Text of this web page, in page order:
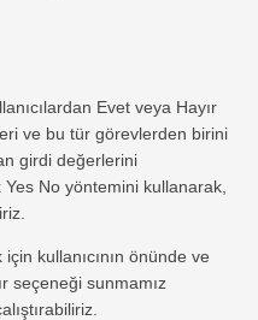
Evet veya Hayır
ve bu tür görevlerden birini
girdi değerlerini
No yöntemini kullanarak,
kullanıcının önünde ve
seçeneği sunmamız